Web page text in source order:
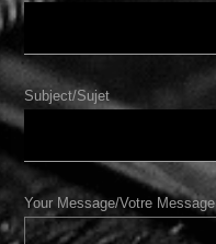
Subject/Sujet
Your Message/Votre Message